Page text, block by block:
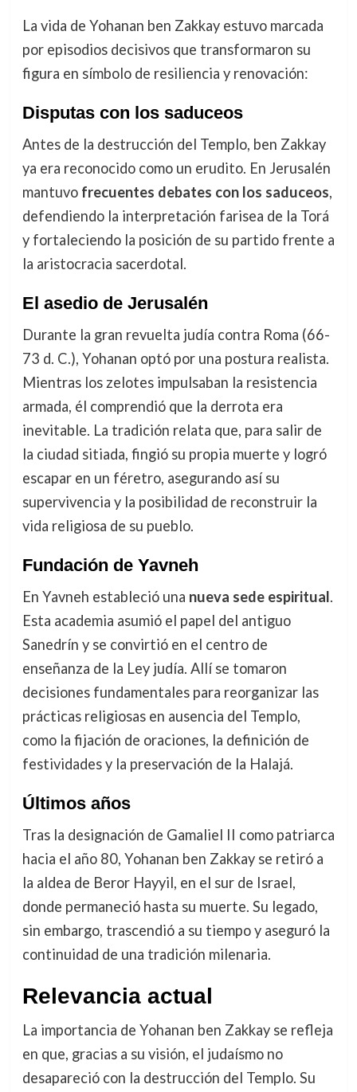
La vida de Yohanan ben Zakkay estuvo marcada
por episodios decisivos que transformaron su
figura en símbolo de resiliencia y renovación:
Disputas con los saduceos
Antes de la destrucción del Templo, ben Zakkay
ya era reconocido como un erudito. En Jerusalén
mantuvo frecuentes debates con los saduceos,
defendiendo la interpretación farisea de la Torá
y fortaleciendo la posición de su partido frente a
la aristocracia sacerdotal.
El asedio de Jerusalén
Durante la gran revuelta judía contra Roma (66-
73 d. C.), Yohanan optó por una postura realista.
Mientras los zelotes impulsaban la resistencia
armada, él comprendió que la derrota era
inevitable. La tradición relata que, para salir de
la ciudad sitiada, fingió su propia muerte y logró
escapar en un féretro, asegurando así su
supervivencia y la posibilidad de reconstruir la
vida religiosa de su pueblo.
Fundación de Yavneh
En Yavneh estableció una nueva sede espiritual.
Esta academia asumió el papel del antiguo
Sanedrín y se convirtió en el centro de
enseñanza de la Ley judía. Allí se tomaron
decisiones fundamentales para reorganizar las
prácticas religiosas en ausencia del Templo,
como la fijación de oraciones, la definición de
festividades y la preservación de la Halajá.
Últimos años
Tras la designación de Gamaliel II como patriarca
hacia el año 80, Yohanan ben Zakkay se retiró a
la aldea de Beror Hayyil, en el sur de Israel,
donde permaneció hasta su muerte. Su legado,
sin embargo, trascendió a su tiempo y aseguró la
continuidad de una tradición milenaria.
Relevancia actual
La importancia de Yohanan ben Zakkay se refleja
en que, gracias a su visión, el judaísmo no
desapareció con la destrucción del Templo. Su